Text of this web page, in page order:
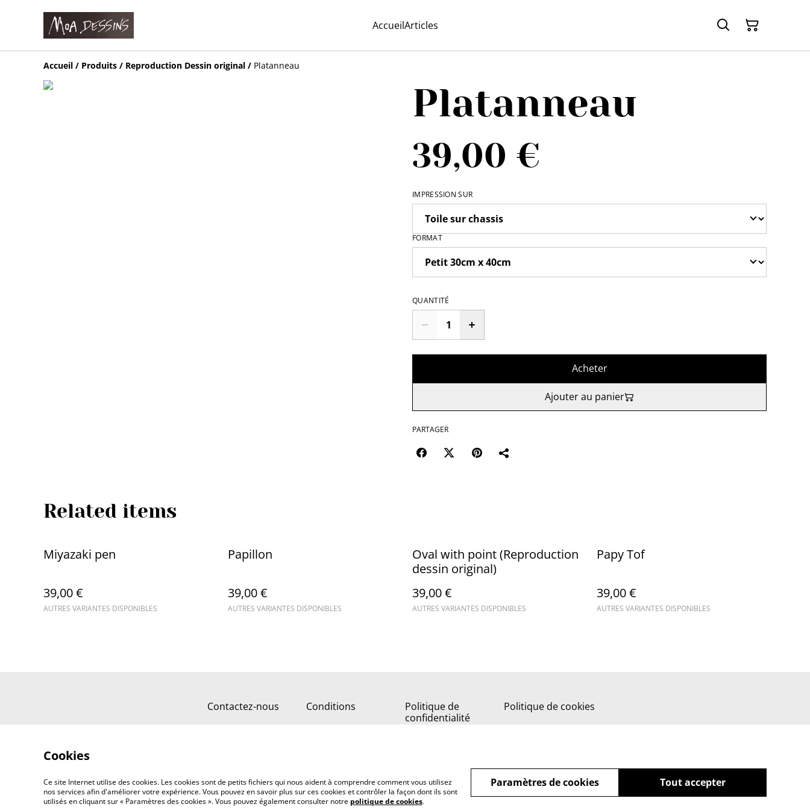
AccueilArticles
Accueil / Produits / Reproduction Dessin original / Platanneau
Platanneau
39,00 €
IMPRESSION SUR
FORMAT
QUANTITÉ
Acheter
Ajouter au panier
PARTAGER
Related items
Miyazaki pen
39,00 €
AUTRES VARIANTES DISPONIBLES
Papillon
39,00 €
AUTRES VARIANTES DISPONIBLES
Oval with point (Reproduction
dessin original)
39,00 €
AUTRES VARIANTES DISPONIBLES
Papy Tof
39,00 €
AUTRES VARIANTES DISPONIBLES
Contactez-nous Conditions
Politique de
confidentialité
Politique de cookies
©2026 Moa dessins
Cookies
Ce site Internet utilise des cookies. Les cookies sont de petits fichiers qui nous aident à comprendre comment vous utilisez
nos services afin d'améliorer votre expérience. Vous pouvez en savoir plus sur ces cookies et contrôler la façon dont ils sont
utilisés en cliquant sur « Paramètres des cookies ». Vous pouvez également consulter notre politique de cookies.
Tout accepter
Paramètres de cookies